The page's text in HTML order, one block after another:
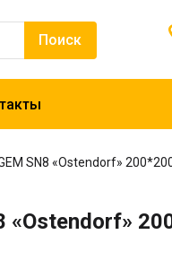
SN8 «Ostendorf»
«Ostendorf»